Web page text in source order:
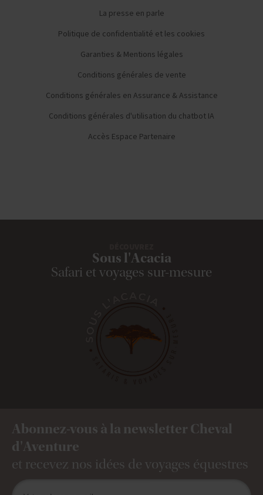
La presse en parle
Politique de confidentialité et les cookies
Garanties & Mentions légales
Conditions générales de vente
Conditions générales en Assurance & Assistance
Conditions générales d'utilisation du chatbot IA
Accès Espace Partenaire
Sous l'Acacia
Safari et voyages sur-mesure
Abonnez-vous à la newsletter Cheval
d'Aventure
et recevez nos idées de voyages équestres